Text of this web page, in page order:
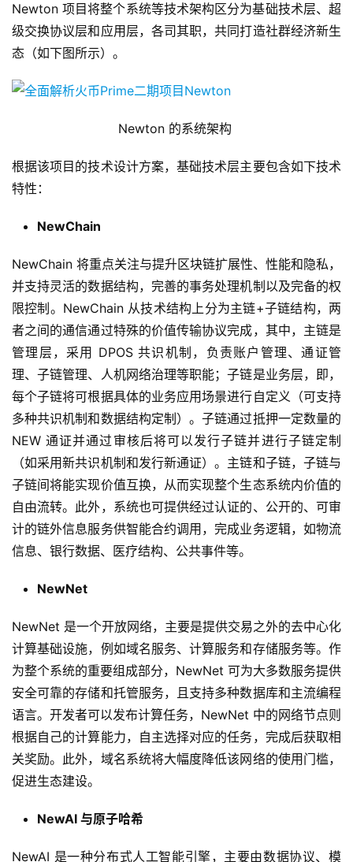
Newton 项目将整个系统等技术架构区分为基础技术层、超
级交换协议层和应用层，各司其职，共同打造社群经济新生
态（如下图所示）。
Newton 的系统架构
根据该项目的技术设计方案，基础技术层主要包含如下技术
特性：
NewChain
NewChain 将重点关注与提升区块链扩展性、性能和隐私，
并支持灵活的数据结构，完善的事务处理机制以及完备的权
限控制。NewChain 从技术结构上分为主链+子链结构，两
者之间的通信通过特殊的价值传输协议完成，其中，主链是
管理层，采用 DPOS 共识机制，负责账户管理、通证管
理、子链管理、人机网络治理等职能；子链是业务层，即，
每个子链将可根据具体的业务应用场景进行自定义（可支持
多种共识机制和数据结构定制）。子链通过抵押一定数量的
NEW 通证并通过审核后将可以发行子链并进行子链定制
（如采用新共识机制和发行新通证）。主链和子链，子链与
子链间将能实现价值互换，从而实现整个生态系统内价值的
自由流转。此外，系统也可提供经过认证的、公开的、可审
计的链外信息服务供智能合约调用，完成业务逻辑，如物流
信息、银行数据、医疗结构、公共事件等。
NewNet
NewNet 是一个开放网络，主要是提供交易之外的去中心化
计算基础设施，例如域名服务、计算服务和存储服务等。作
为整个系统的重要组成部分，NewNet 可为大多数服务提供
安全可靠的存储和托管服务，且支持多种数据库和主流编程
语言。开发者可以发布计算任务，NewNet 中的网络节点则
根据自己的计算能力，自主选择对应的任务，完成后获取相
关奖励。此外，域名系统将大幅度降低该网络的使用门槛，
促进生态建设。
NewAI 与原子哈希
NewAI 是一种分布式人工智能引擎，主要由数据协议、模